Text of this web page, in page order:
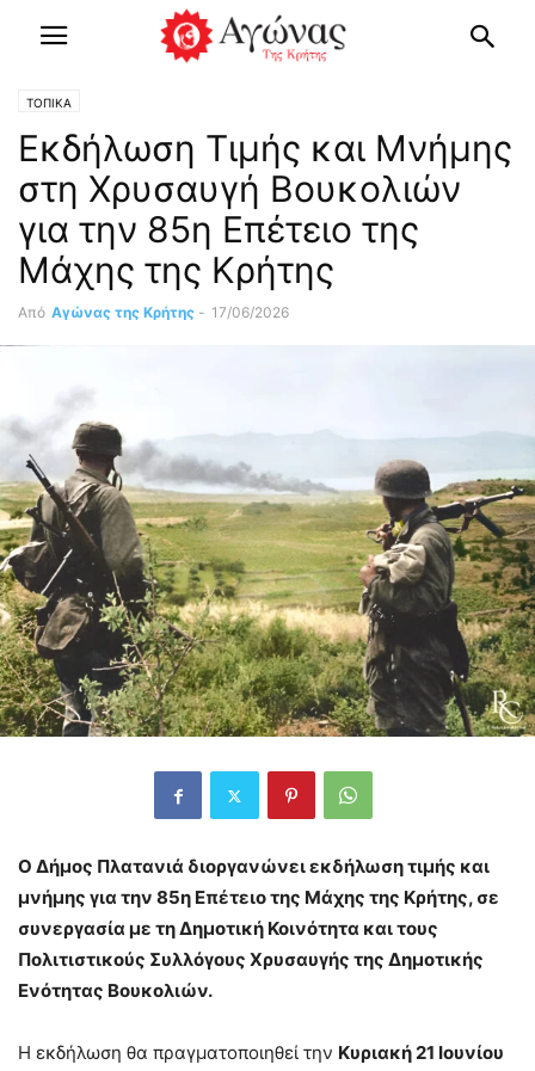
ΤΟΠΙΚΑ
Εκδήλωση Τιμής και Μνήμης
στη Χρυσαυγή Βουκολιών
για την 85η Επέτειο της
Μάχης της Κρήτης
Από Αγώνας της Κρήτης - 17/06/2026
Ο Δήμος Πλατανιά διοργανώνει εκδήλωση τιμής και
μνήμης για την 85η Επέτειο της Μάχης της Κρήτης, σε
συνεργασία με τη Δημοτική Κοινότητα και τους
Πολιτιστικούς Συλλόγους Χρυσαυγής της Δημοτικής
Ενότητας Βουκολιών.
Η εκδήλωση θα πραγματοποιηθεί την Κυριακή 21 Ιουνίου